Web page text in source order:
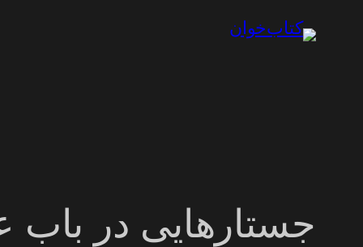
جستارهایی در